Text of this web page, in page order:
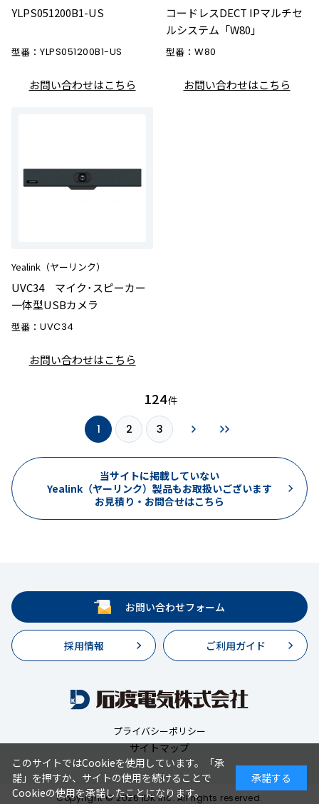
YLPS051200B1-US
型番： YLPS051200B1-US
お問い合わせはこちら
コードレスDECT IPマルチセ
ルシステム「W80」
型番： W80
お問い合わせはこちら
Yealink（ヤーリンク）
UVC34 マイク･スピーカー
一体型USBカメラ
型番： UVC34
お問い合わせはこちら
124件
1 2 3
当サイトに掲載していない
Yealink（ヤーリンク）製品もお取扱いございます
お見積り・お問合せはこちら
お問い合わせフォーム
採用情報 ご利用ガイド
プライバシーポリシー
サイトマップ
Copyright © 2026 IDK Inc. All rights reserved.
このサイトではCookieを使用しています。「承
諾」を押すか、サイトの使用を続けることで
Cookieの使用を承諾したことになります。
承諾する